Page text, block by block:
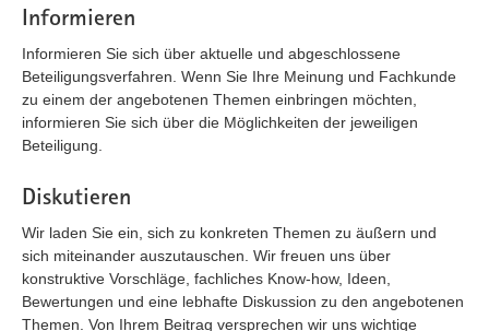
Informieren
Informieren Sie sich über aktuelle und abgeschlossene
Beteiligungsverfahren. Wenn Sie Ihre Meinung und Fachkunde
zu einem der angebotenen Themen einbringen möchten,
informieren Sie sich über die Möglichkeiten der jeweiligen
Beteiligung.
Diskutieren
Wir laden Sie ein, sich zu konkreten Themen zu äußern und
sich miteinander auszutauschen. Wir freuen uns über
konstruktive Vorschläge, fachliches Know-how, Ideen,
Bewertungen und eine lebhafte Diskussion zu den angebotenen
Themen. Von Ihrem Beitrag versprechen wir uns wichtige